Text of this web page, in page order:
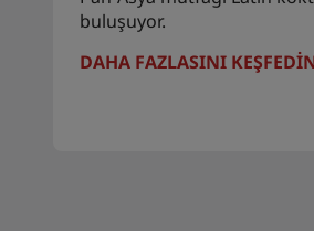
buluşuyor.
DAHA FAZLASINI